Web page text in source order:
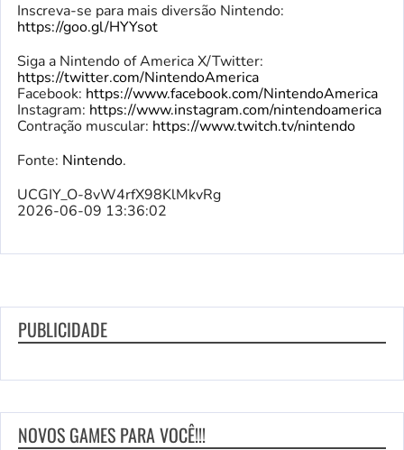
Inscreva-se para mais diversão Nintendo:
https://goo.gl/HYYsot
Siga a Nintendo of America X/Twitter:
https://twitter.com/NintendoAmerica
Facebook: https://www.facebook.com/NintendoAmerica
Instagram: https://www.instagram.com/nintendoamerica
Contração muscular: https://www.twitch.tv/nintendo
Fonte: Nintendo.
UCGIY_O-8vW4rfX98KlMkvRg
2026-06-09 13:36:02
PUBLICIDADE
NOVOS GAMES PARA VOCÊ!!!